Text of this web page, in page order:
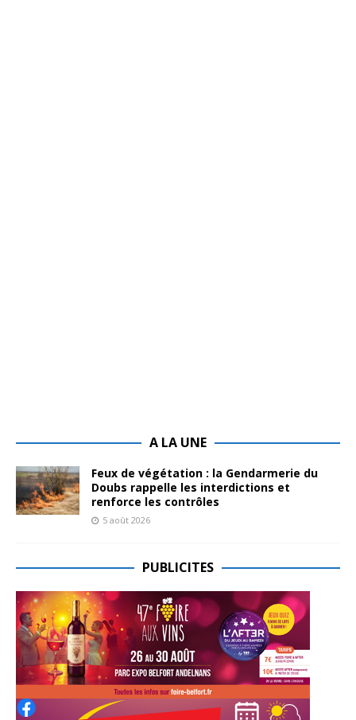
A LA UNE
Feux de végétation : la Gendarmerie du
Doubs rappelle les interdictions et
renforce les contrôles
5 août 2026
PUBLICITES